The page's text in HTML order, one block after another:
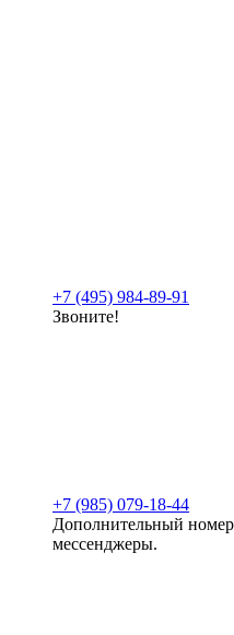
+7 (495) 984-89-91
Звоните!
+7 (985) 079-18-44
Дополнительный номер,
мессенджеры.